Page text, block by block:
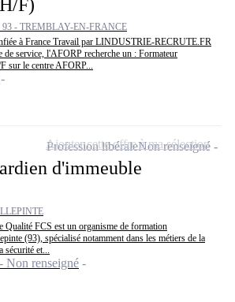
F)
93 - TREMBLAY-EN-FRANCE
à France Travail par LINDUSTRIE-RECRUTE.FR
service, l'AFORP recherche un : Formateur
sur le centre AFORP...
d'immeuble
Qualité FCS est un organisme de formation
(93), spécialisé notamment dans les métiers de la
sécurité et...
Non renseigné
Profession libéraleNon renseigné
Ajouter cette offre à ma sélection